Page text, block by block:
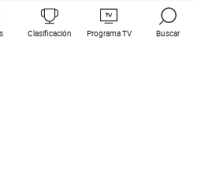
Clasificación Programa TV Buscar